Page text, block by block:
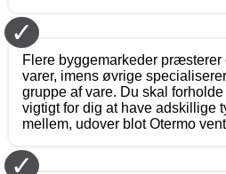
✓
Flere byggemarkeder præsterer
varer, imens øvrige
gruppe af vare. Du skal
vigtigt for dig at have adskillige
mellem, udover blot Otermo
✓